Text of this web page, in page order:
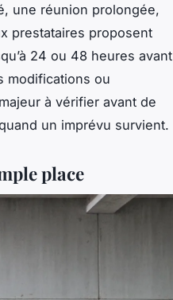
une réunion prolongée,
prestataires proposent
24 ou 48 heures avant
modifications ou
à vérifier avant de
un imprévu survient.
place